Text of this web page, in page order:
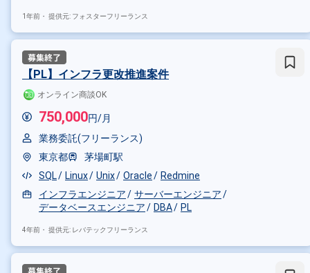
1年前・ 提供元: フォスターフリーランス
【PL】インフラ更改推進案件
オンライン商談OK
750,000円/月
業務委託(フリーランス)
東京都
茅場町駅
SQL
Linux Unix Oracle
Redmine
インフラエンジニア
サーバーエンジニア
データベースエンジニア
DBA PL
4年前・ 提供元: レバテックフリーランス
特徴で絞り込む
Java SQL
その他の職種から探す